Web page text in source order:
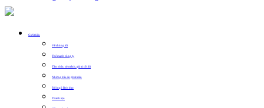
Giới thiệu
Về chúng tôi
Thế mạnh công ty
Tầm nhìn, sứ mệnh, giá trị cốt lõi
Những dấu ấn phát triển
Đội ngũ lãnh đạo
Thành tựu